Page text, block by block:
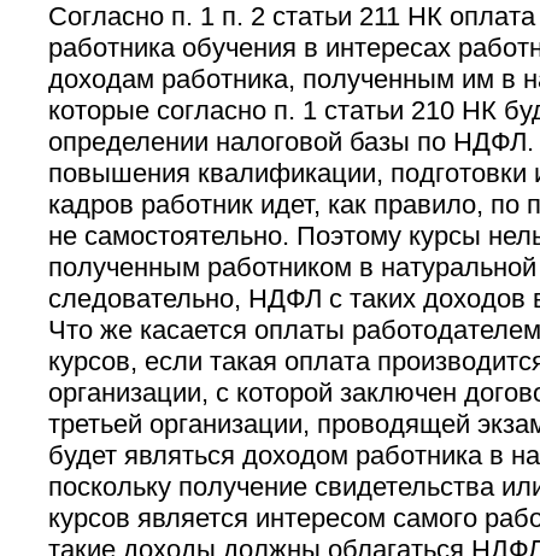
Согласно п. 1 п. 2 статьи 211 НК
работника обучения в интересах
доходам работника, полученным им в
которые согласно п. 1 статьи 210 НК
определении налоговой базы по
повышения квалификации, подготовки
кадров работник идет, как правило, по
не самостоятельно. Поэтому курсы
полученным работником в
следовательно, НДФЛ с таких доходов
Что же касается оплаты
курсов, если такая оплата
организации, с которой заключен
третьей организации, проводящей
будет являться доходом работника в
поскольку получение свидетельства
курсов является интересом самого
такие доходы должны облагаться